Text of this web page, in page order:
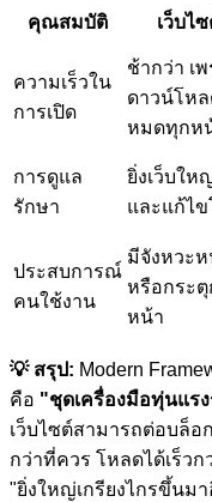
คุณสมบัติ เว็บไ
ความเร็วใน
การเปิด
ช้ากว่า เ
ดาวน์โห
หมดทุกห
การดูแล
รักษา
ยิ่งเว็บให
และแก้ไ
ประสบการณ์
คนใช้งาน
มีจังหวะ
หรือกระตุ
หน้า
💡 สรุป: Modern
คือ "ชุดเครื่องมือทุ่นแร
เว็บไซต์สามารถต่อบล็อ
กว่าที่ควร โหลดได้เร็ว
"ยิ่งใหญ่เกรียงไกรขึ้นมา